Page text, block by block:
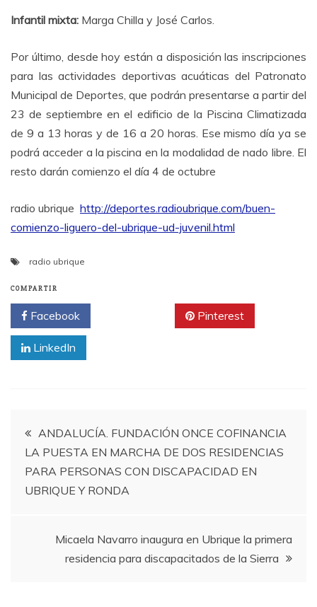
Infantil mixta: Marga Chilla y José Carlos.
Por último, desde hoy están a disposición las inscripciones
para las actividades deportivas acuáticas del Patronato
Municipal de Deportes, que podrán presentarse a partir del
23 de septiembre en el edificio de la Piscina Climatizada
de 9 a 13 horas y de 16 a 20 horas. Ese mismo día ya se
podrá acceder a la piscina en la modalidad de nado libre. El
resto darán comienzo el día 4 de octubre
radio ubrique http://deportes.radioubrique.com/buen-
comienzo-liguero-del-ubrique-ud-juvenil.html
radio ubrique
COMPARTIR
Facebook Pinterest
LinkedIn
Navegación
de
entradas
ANDALUCÍA. FUNDACIÓN ONCE COFINANCIA
LA PUESTA EN MARCHA DE DOS RESIDENCIAS
PARA PERSONAS CON DISCAPACIDAD EN
UBRIQUE Y RONDA
Micaela Navarro inaugura en Ubrique la primera
residencia para discapacitados de la Sierra